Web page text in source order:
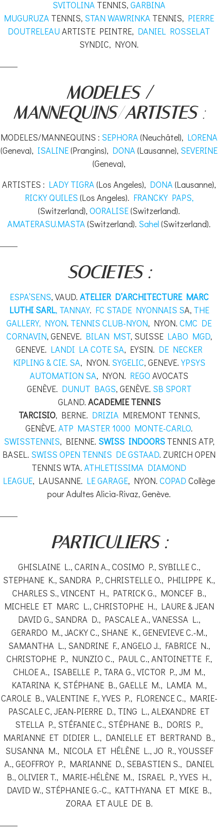
SVITOLINA TENNIS, GARBINA
MUGURUZA TENNIS, STAN WAWRINKA TENNIS, PIERRE
DOUTRELEAU ARTISTE PEINTRE, DANIEL ROSSELAT
SYNDIC, NYON.
MODELES /
MANNEQUINS/ARTISTES:
MODELES/MANNEQUINS : SEPHORA(Neuchâtel), LORENA
(Geneva), ISALINE(Prangins), DONA(Lausanne), SEVERINE
(Geneva),
ARTISTES : LADY TIGRA(Los Angeles), DONA(Lausanne),
RICKY QUILES (Los Angeles). FRANCKY PAPS,
(Switzerland), OORALISE(Switzerland).
AMATERASU.MASTA(Switzerland). Sahel (Switzerland).
SOCIETES :
ESPA’SENS, VAUD. ATELIER D’ARCHITECTURE MARC
LUTHI SARL, TANNAY. FC STADE NYONNAIS SA, THE
GALLERY, NYON. TENNIS CLUB-NYON, NYON. CMC DE
CORNAVIN, GENEVE. BILAN MST, SUISSE LABO MGD,
GENEVE. LANDI LA COTE SA, EYSIN. DE NECKER
KIPLING & CIE. SA, NYON. SYGELIC, GENEVE. YPSYS
AUTOMATION SA, NYON. REGO AVOCATS
GENÈVE. DUNUT BAGS, GENÈVE. SB SPORT
GLAND. ACADEMIE TENNIS
TARCISIO, BERNE. DRIZIAMIREMONT TENNIS,
GENÈVE. ATP MASTER 1000 MONTE-CARLO.
SWISSTENNIS, BIENNE. SWISS INDOORSTENNIS ATP,
BASEL. SWISS OPEN TENNIS DE GSTAAD. ZURICH OPEN
TENNIS WTA. ATHLETISSIMA DIAMOND
LEAGUE, LAUSANNE. LE GARAGE, NYON. COPAD Collège
pour Adultes Alicia-Rivaz, Genève.
PARTICULIERS :
GHISLAINE L., CARIN A., COSIMO P., SYBILLE C.,
STEPHANE K., SANDRA P., CHRISTELLE O., PHILIPPE K.,
CHARLES S., VINCENT H., PATRICK G., MONCEF B.,
MICHELE ET MARC L., CHRISTOPHE H., LAURE & JEAN
DAVID G., SANDRA D., PASCALE A., VANESSA L.,
GERARDO M., JACKY C., SHANE K., GENEVIEVE C.-M.,
SAMANTHA L., SANDRINE F., ANGELO J., FABRICE N.,
CHRISTOPHE P., NUNZIO C., PAUL C., ANTOINETTE F.,
CHLOE A., ISABELLE P., TARA G., VICTOR P., JM M.,
KATARINA K, STÉPHANE B., GAELLE M., LAMIA M.,
CAROLE B., VALENTINE F., YVES P., FLORENCE C., MARIE-
PASCALE C, JEAN-PIERRE D., TING L., ALEXANDRE ET
STELLA P., STÉFANIE C., STÉPHANE B., DORIS P.,
MARIANNE ET DIDIER L., DANIELLE ET BERTRAND B.,
SUSANNA M., NICOLA ET HÉLÈNE L., JO R., YOUSSEF
A., GEOFFROY P., MARIANNE D., SEBASTIEN S., DANIEL
B., OLIVIER T., MARIE-HÉLÈNE M., ISRAEL P., YVES H.,
DAVID W., STÉPHANIE G.-C., KATTHYANA ET MIKE B.,
ZORAA ET AULE DE B.